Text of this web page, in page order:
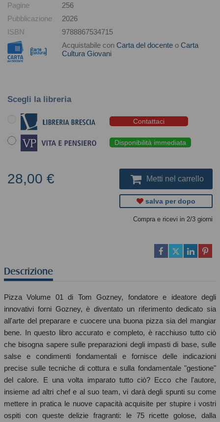
Pagine
256
Pubblicazione
2026
ISBN
9788867534715
Acquistabile con Carta del docente o Carta
Cultura Giovani
Scegli la libreria
Contattaci
Disponibilità immediata
28,00 € Metti nel carrello
salva per dopo
Compra e ricevi in 2/3 giorni
Descrizione
Pizza Volume 01 di Tom Gozney, fondatore e ideatore degli
innovativi forni Gozney, è diventato un riferimento dedicato sia
all'arte del preparare e cuocere una buona pizza sia del mangiar
bene. In questo libro accurato e completo, è racchiuso tutto ciò
che bisogna sapere sulle preparazioni degli impasti di base, sulle
salse e condimenti fondamentali e fornisce delle indicazioni
precise sulle tecniche di cottura e sulla fondamentale "gestione"
del calore. E una volta imparato tutto ciò? Ecco che l'autore,
insieme ad altri chef e al suo team, vi darà degli spunti su come
mettere in pratica le nuove capacità acquisite per stupire i vostri
ospiti con queste delizie fragranti: le 75 ricette golose, dalla